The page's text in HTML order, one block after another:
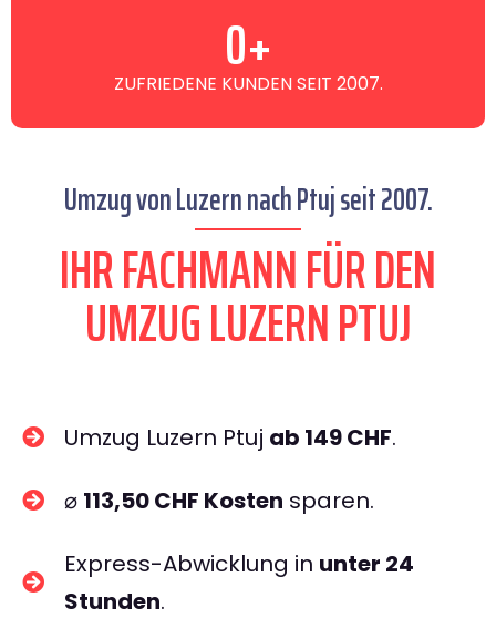
ZUFRIEDENE KUNDEN SEIT 2007.
0+
Umzug von Luzern nach Ptuj seit 2007.
IHR FACHMANN FÜR DEN
UMZUG LUZERN PTUJ
Umzug Luzern Ptuj ab 149 CHF.
⌀ 113,50 CHF Kosten sparen.
Express-Abwicklung in unter 24
Stunden.